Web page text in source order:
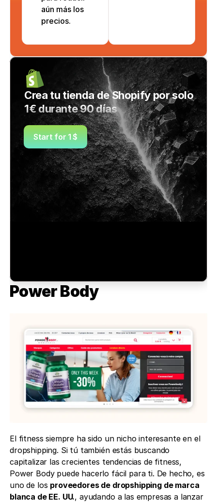
aún más los
precios.
Crea tu tienda de Shopify por solo
1€ durante 90 días
Start for 1 $
Power Body
El fitness siempre ha sido un nicho interesante en el
dropshipping. Si tú también estás buscando
capitalizar las crecientes tendencias de fitness,
Power Body puede hacerlo fácil para ti. De hecho, es
uno de los proveedores de dropshipping de marca
blanca de EE. UU., ayudando a las empresas a lanzar